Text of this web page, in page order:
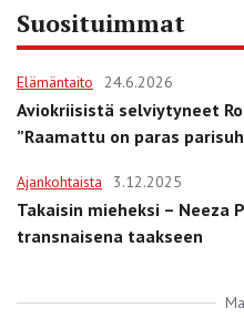
Suosituimmat
Elämäntaito 24.6.2026
Aviokriisistä selviytyneet
”Raamattu on paras
Ajankohtaista 3.12.2025
Takaisin mieheksi – Neeza
transnaisena taakseen